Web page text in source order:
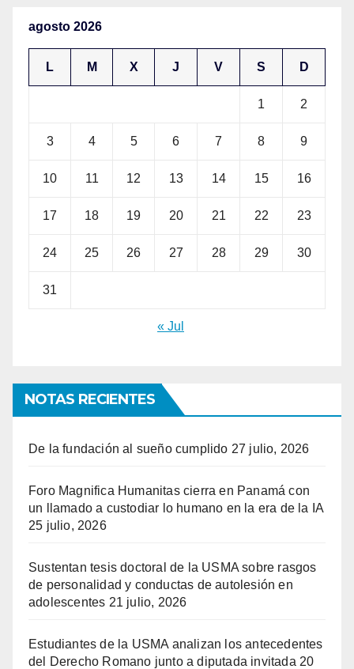
agosto 2026
L M X J V S D
1 2
3 4 5 6 7 8 9
10 11 12 13 14 15 16
17 18 19 20 21 22 23
24 25 26 27 28 29 30
31
« Jul
NOTAS RECIENTES
De la fundación al sueño cumplido 27 julio, 2026
Foro Magnifica Humanitas cierra en Panamá con
un llamado a custodiar lo humano en la era de la IA
25 julio, 2026
Sustentan tesis doctoral de la USMA sobre rasgos
de personalidad y conductas de autolesión en
adolescentes 21 julio, 2026
Estudiantes de la USMA analizan los antecedentes
del Derecho Romano junto a diputada invitada 20